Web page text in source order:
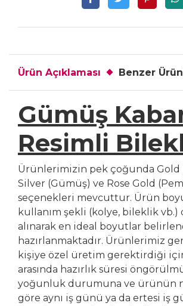
Ürün Açıklaması Benzer
Gümüş
Resimli
Ürünlerimizin pek çoğunda Gold
Silver (Gümüş) ve Rose Gold
seçenekleri mevcuttur. Ürün
kullanım şekli (kolye, bileklik vb.)
alınarak en ideal boyutlar
hazırlanmaktadır. Ürünlerimiz
kişiye özel üretim gerektirdiği
arasında hazırlık süresi
yoğunluk durumuna ve ürünün
göre aynı iş günü ya da ertesi iş